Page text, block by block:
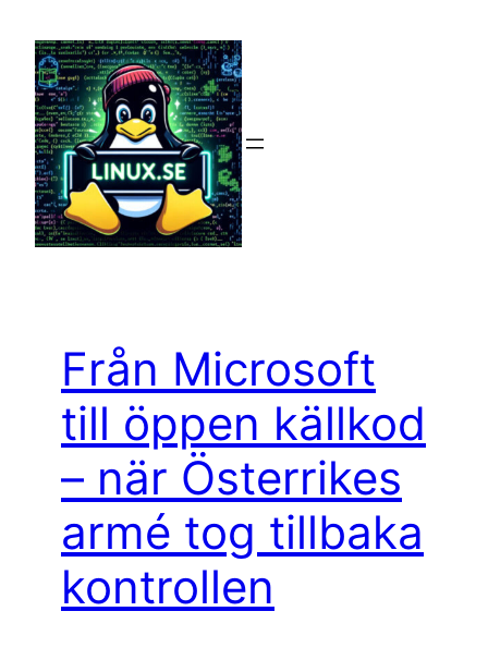
innehåll
Från Microsoft
till öppen källkod
– när Österrikes
armé tog tillbaka
kontrollen